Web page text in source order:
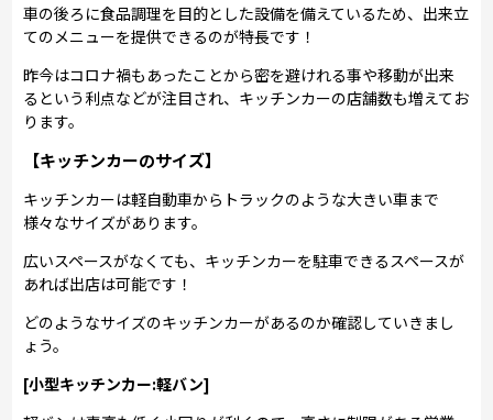
車の後ろに食品調理を目的とした設備を備えているため、出来立
てのメニューを提供できるのが特長です！
昨今はコロナ禍もあったことから密を避けれる事や移動が出来
るという利点などが注目され、キッチンカーの店舗数も増えてお
ります。
【キッチンカーのサイズ】
キッチンカーは軽自動車からトラックのような大きい車まで
様々なサイズがあります。
広いスペースがなくても、キッチンカーを駐車できるスペースが
あれば出店は可能です！
どのようなサイズのキッチンカーがあるのか確認していきまし
ょう。
[小型キッチンカー:軽バン]